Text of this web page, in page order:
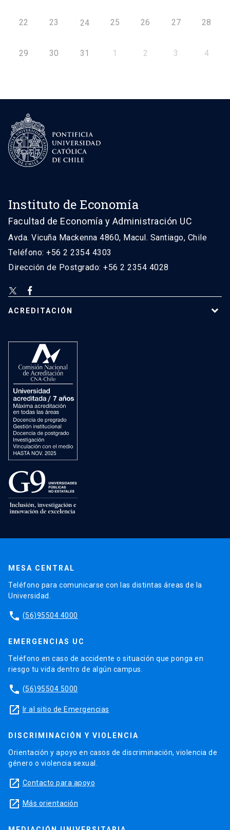
22 23 24 25 26 27 28
29 30 31 1 2 3 4
Instituto de Economía
Facultad de Economía y Administración UC
Avda. Vicuña Mackenna 4860, Macul. Santiago, Chile
Teléfono: +56 2 2354 4303
Dirección de Postgrado: +56 2 2354 4028
ACREDITACIÓN
MESA CENTRAL
Teléfono para comunicarse con las distintas áreas de la
Universidad.
phone (56)95504 4000
EMERGENCIAS UC
Teléfono en caso de accidente o situación que ponga en
riesgo tu vida dentro de algún campus.
phone (56)95504 5000
launch Ir al sitio de Emergencias
DISCRIMINACIÓN Y VIOLENCIA
Orientación y apoyo en casos de discriminación, violencia de
género o violencia sexual.
launch Contacto para apoyo
launch Más orientación